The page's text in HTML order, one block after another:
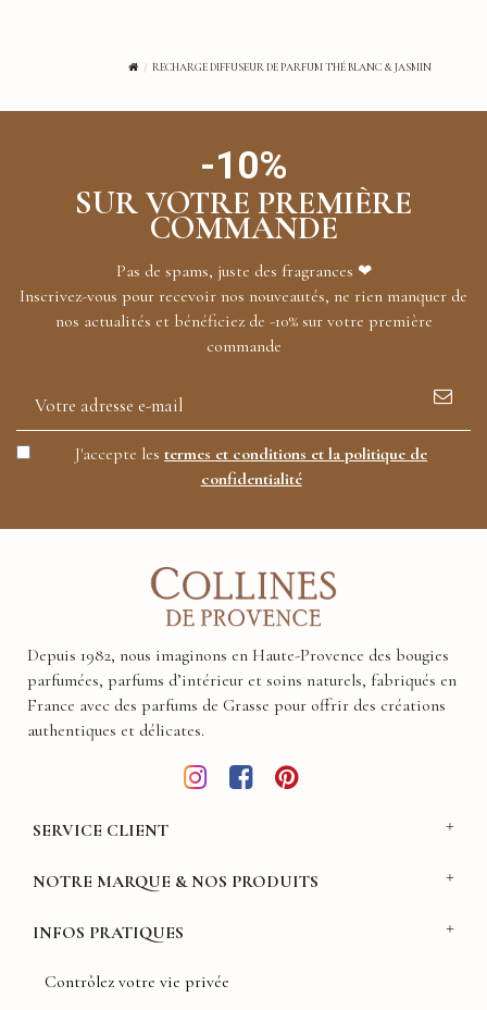
RECHARGE DIFFUSEUR DE PARFUM THÉ BLANC & JASMIN
-10%
SUR VOTRE PREMIÈRE
COMMANDE
Pas de spams, juste des fragrances ❤
Inscrivez-vous pour recevoir nos nouveautés, ne rien manquer de
nos actualités et bénéficiez de -10% sur votre première
commande
J'accepte lestermes et conditions et la politique de
confidentialité
Depuis 1982, nous imaginons en Haute-Provence des bougies
parfumées, parfums d’intérieur et soins naturels, fabriqués en
France avec des parfums de Grasse pour offrir des créations
authentiques et délicates.
SERVICE CLIENT
NOTRE MARQUE & NOS PRODUITS
INFOS PRATIQUES
Contrôlez votre vie privée